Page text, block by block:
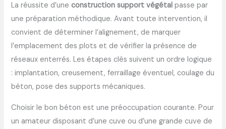
La réussite d’uneconstruction support végétal passe par
une préparation méthodique. Avant toute intervention, il
convient de déterminer l’alignement, de marquer
l’emplacement des plots et de vérifier la présence de
réseaux enterrés. Les étapes clés suivent un ordre logique
: implantation, creusement, ferraillage éventuel, coulage du
béton, pose des supports mécaniques.
Choisir le bon béton est une préoccupation courante. Pour
un amateur disposant d’une cuve ou d’une grande cuve de